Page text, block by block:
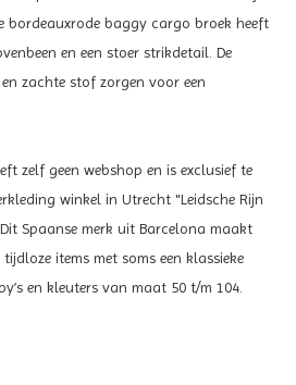
bordeauxrode baggy cargo broek heeft
en een stoer strikdetail. De
zachte stof zorgen voor een
zelf geen webshop en is exclusief te
winkel in Utrecht "Leidsche Rijn
Spaanse merk uit Barcelona maakt
items met soms een klassieke
en kleuters van maat 50 t/m 104.